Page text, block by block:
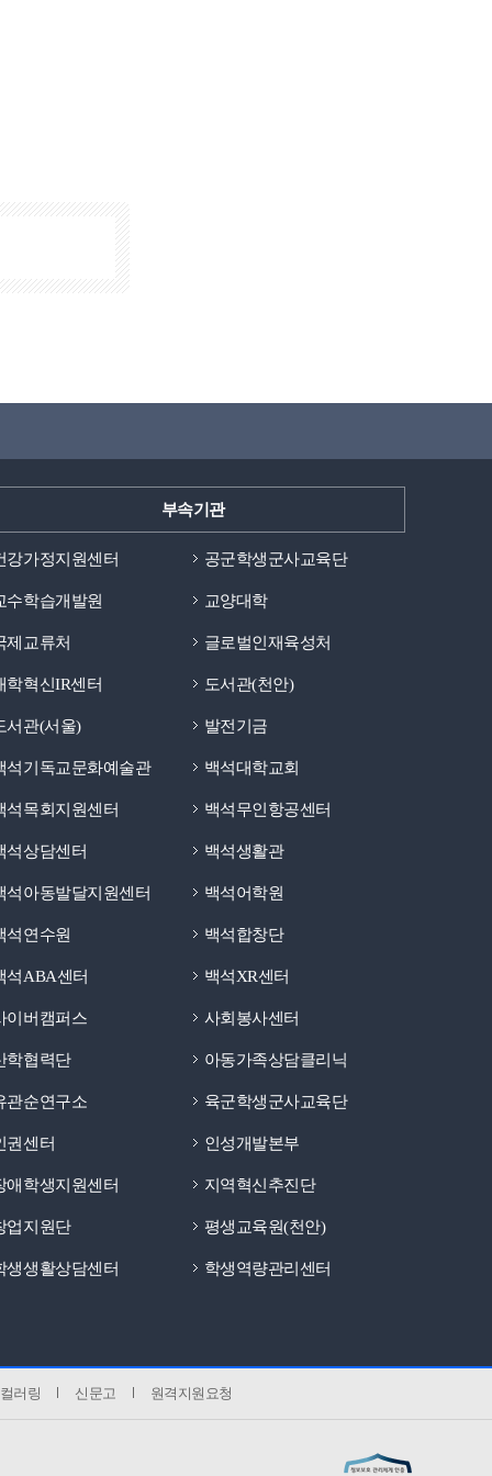
부속기관
강가정지원센터 공군학생군사교육단
수학습개발원 교양대학
제교류처 글로벌인재육성처
학혁신IR센터 도서관(천안)
서관(서울) 발전기금
석기독교문화예술관 백석대학교회
석목회지원센터 백석무인항공센터
석상담센터 백석생활관
석아동발달지원센터 백석어학원
석연수원 백석합창단
석ABA센터 백석XR센터
이버캠퍼스 사회봉사센터
학협력단 아동가족상담클리닉
관순연구소 육군학생군사교육단
권센터 인성개발본부
애학생지원센터 지역혁신추진단
업지원단 평생교육원(천안)
생생활상담센터 학생역량관리센터
컬러링 신문고 원격지원요청